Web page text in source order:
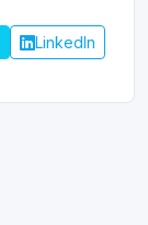
LinkedIn